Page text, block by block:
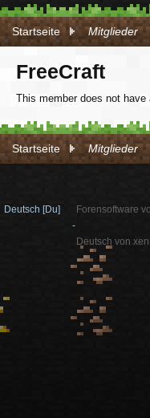
Startseite Mitglieder
FreeCraft
This member does not have
Startseite Mitglieder
Deutsch [Du]
Forensoftware
-
Deutsch von